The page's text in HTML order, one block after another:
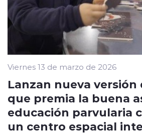
Viernes 13 de marzo de 2026
Lanzan nueva versión
que premia la buena
educación parvularia
un centro espacial